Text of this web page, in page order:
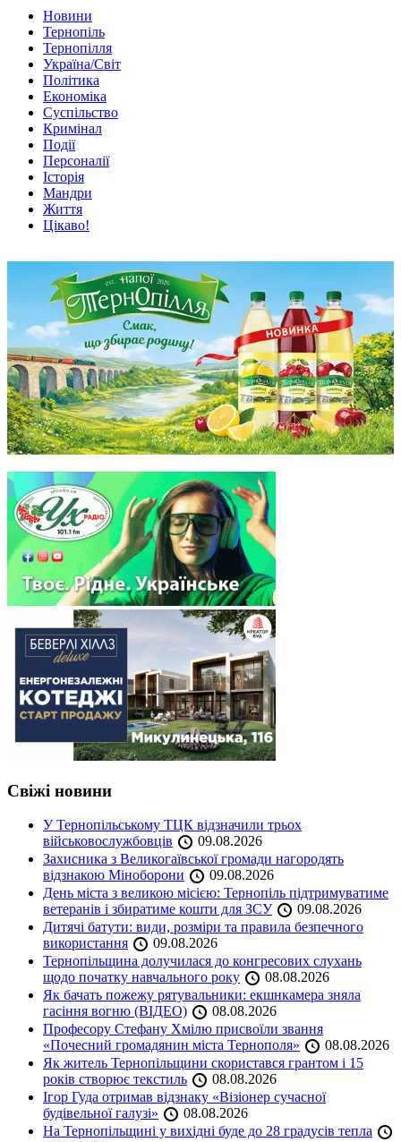
Новини
Тернопіль
Тернопілля
Україна/Світ
Політика
Економіка
Суспільство
Кримінал
Події
Персоналії
Історія
Мандри
Життя
Цікаво!
Свіжі новини
У Тернопільському ТЦК відзначили трьох
військовослужбовців
09.08.2026
Захисника з Великогаївської громади нагородять
відзнакою Міноборони
09.08.2026
День міста з великою місією: Тернопіль підтримуватиме
ветеранів і збиратиме кошти для ЗСУ
09.08.2026
Дитячі батути: види, розміри та правила безпечного
використання
09.08.2026
Тернопільщина долучилася до конгресових слухань
щодо початку навчального року
08.08.2026
Як бачать пожежу рятувальники: екшнкамера зняла
гасіння вогню (ВІДЕО)
08.08.2026
Професору Стефану Хмілю присвоїли звання
«Почесний громадянин міста Тернополя»
08.08.2026
Як житель Тернопільщини скористався грантом і 15
років створює текстиль
08.08.2026
Ігор Гуда отримав відзнаку «Візіонер сучасної
будівельної галузі»
08.08.2026
На Тернопільщині у вихідні буде до 28 градусів тепла